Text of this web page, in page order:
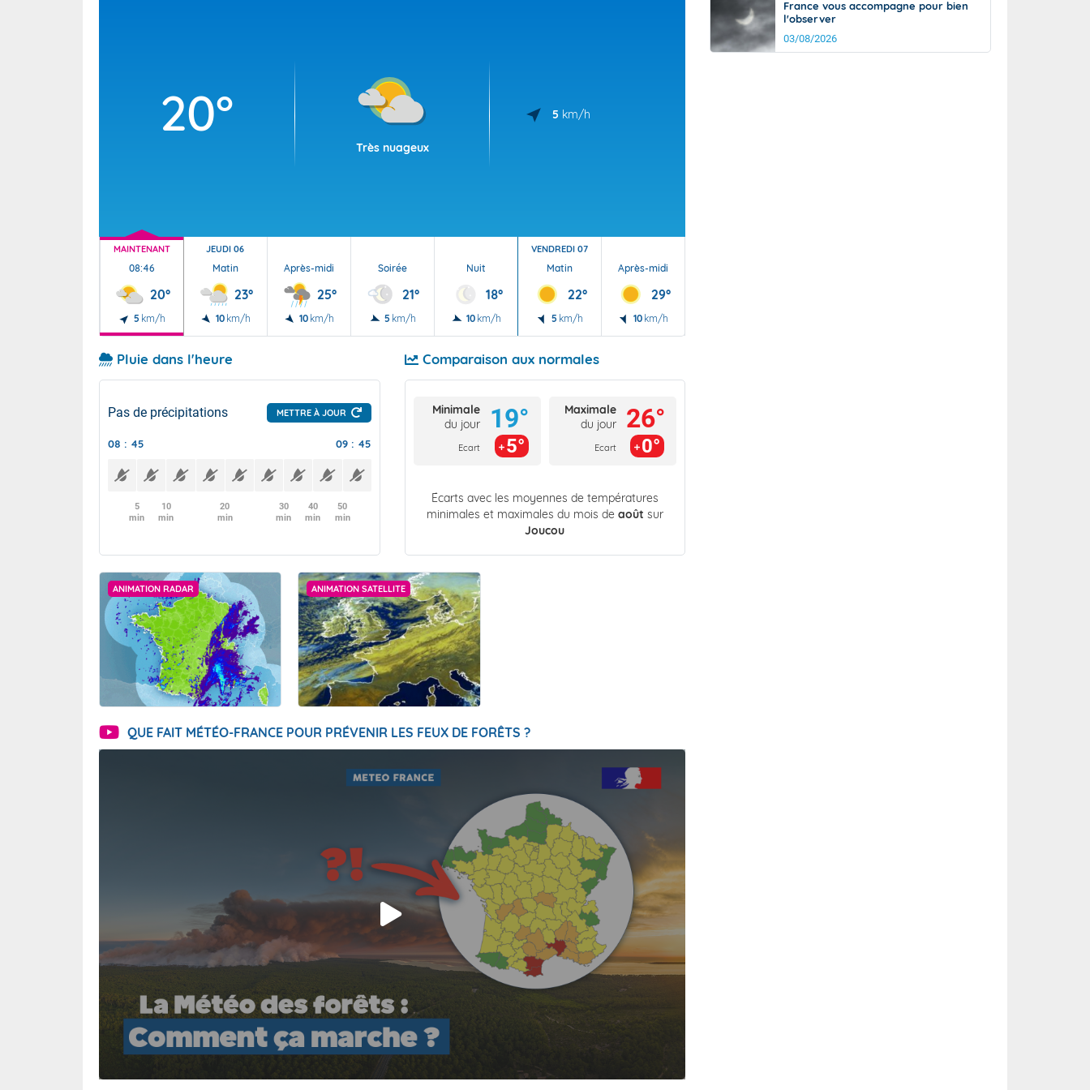
20°
Très nuageux
5 km/h
MAINTENANT
08:46
20°
5 km/h
JEUDI 06
Matin
23°
10 km/h
Après-midi
25°
10 km/h
Soirée
21°
5 km/h
Nuit
18°
10 km/h
VENDREDI 07
Matin
22°
5 km/h
Après-midi
29°
10 km/h
Pluie dans l'heure
Pas de précipitations METTRE À JOUR
08 : 45 09 : 45
5
min
10
min
20
min
30
min
40
min
50
min
Comparaison aux normales
Minimale
du jour
Ecart
19°
5°
Maximale
du jour
Ecart
26°
0°
Écarts avec les moyennes de températures
minimales et maximales du mois de août sur
Joucou
ANIMATION RADAR ANIMATION SATELLITE
QUE FAIT MÉTÉO-FRANCE POUR PRÉVENIR LES FEUX DE FORÊTS ?
France vous accompagne pour bien
l'observer
03/08/2026